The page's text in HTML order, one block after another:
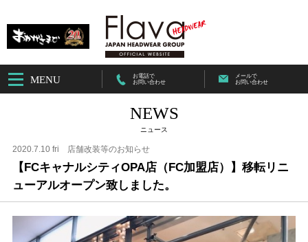
MENU
お電話で
お問い合わせ
メールで
お問い合わせ
NEWS
ニュース
2020.7.10 fri 店舗改装等のお知らせ
【FCキャナルシティOPA店（FC加盟店）】移転リニ
ューアルオープン致しました。